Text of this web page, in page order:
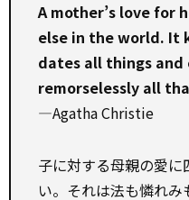
A mother’s love for
else in the world. It
dates all things and
remorselessly all
—Agatha Christie
子に対する母親の愛
い。それは法も憐れ